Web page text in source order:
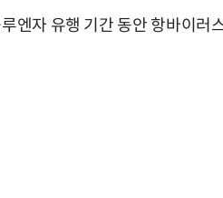
엔자 유행 기간 동안 항바이러